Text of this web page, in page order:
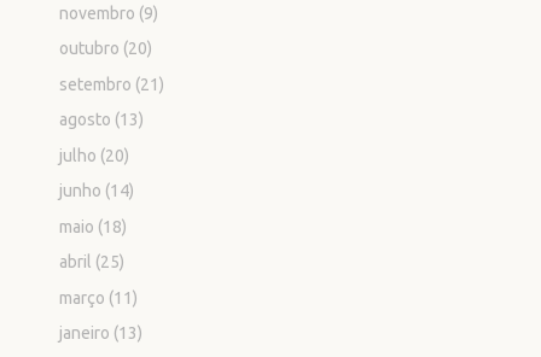
novembro (9)
outubro (20)
setembro (21)
agosto (13)
julho (20)
junho (14)
maio (18)
abril (25)
março (11)
janeiro (13)